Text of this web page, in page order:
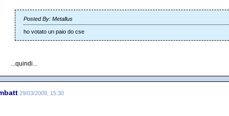
Posted By: Metallus
ho votato un paio do cse
...quindi...
29/03/2009, 15:30